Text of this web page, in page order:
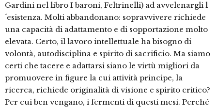
Gardini nel libro I baroni, Feltrinelli) ad avvelenargli l
´esistenza. Molti abbandonano: sopravvivere richiede
una capacità di adattamento e di sopportazione molto
elevata. Certo, il lavoro intellettuale ha bisogno di
volontà, autodisciplina e spirito di sacrificio. Ma siamo
certi che tacere e adattarsi siano le virtù migliori da
promuovere in figure la cui attività principe, la
ricerca, richiede originalità di visione e spirito critico?
Per cui ben vengano, i fermenti di questi mesi. Perché